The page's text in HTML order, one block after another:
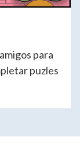
para
puzles